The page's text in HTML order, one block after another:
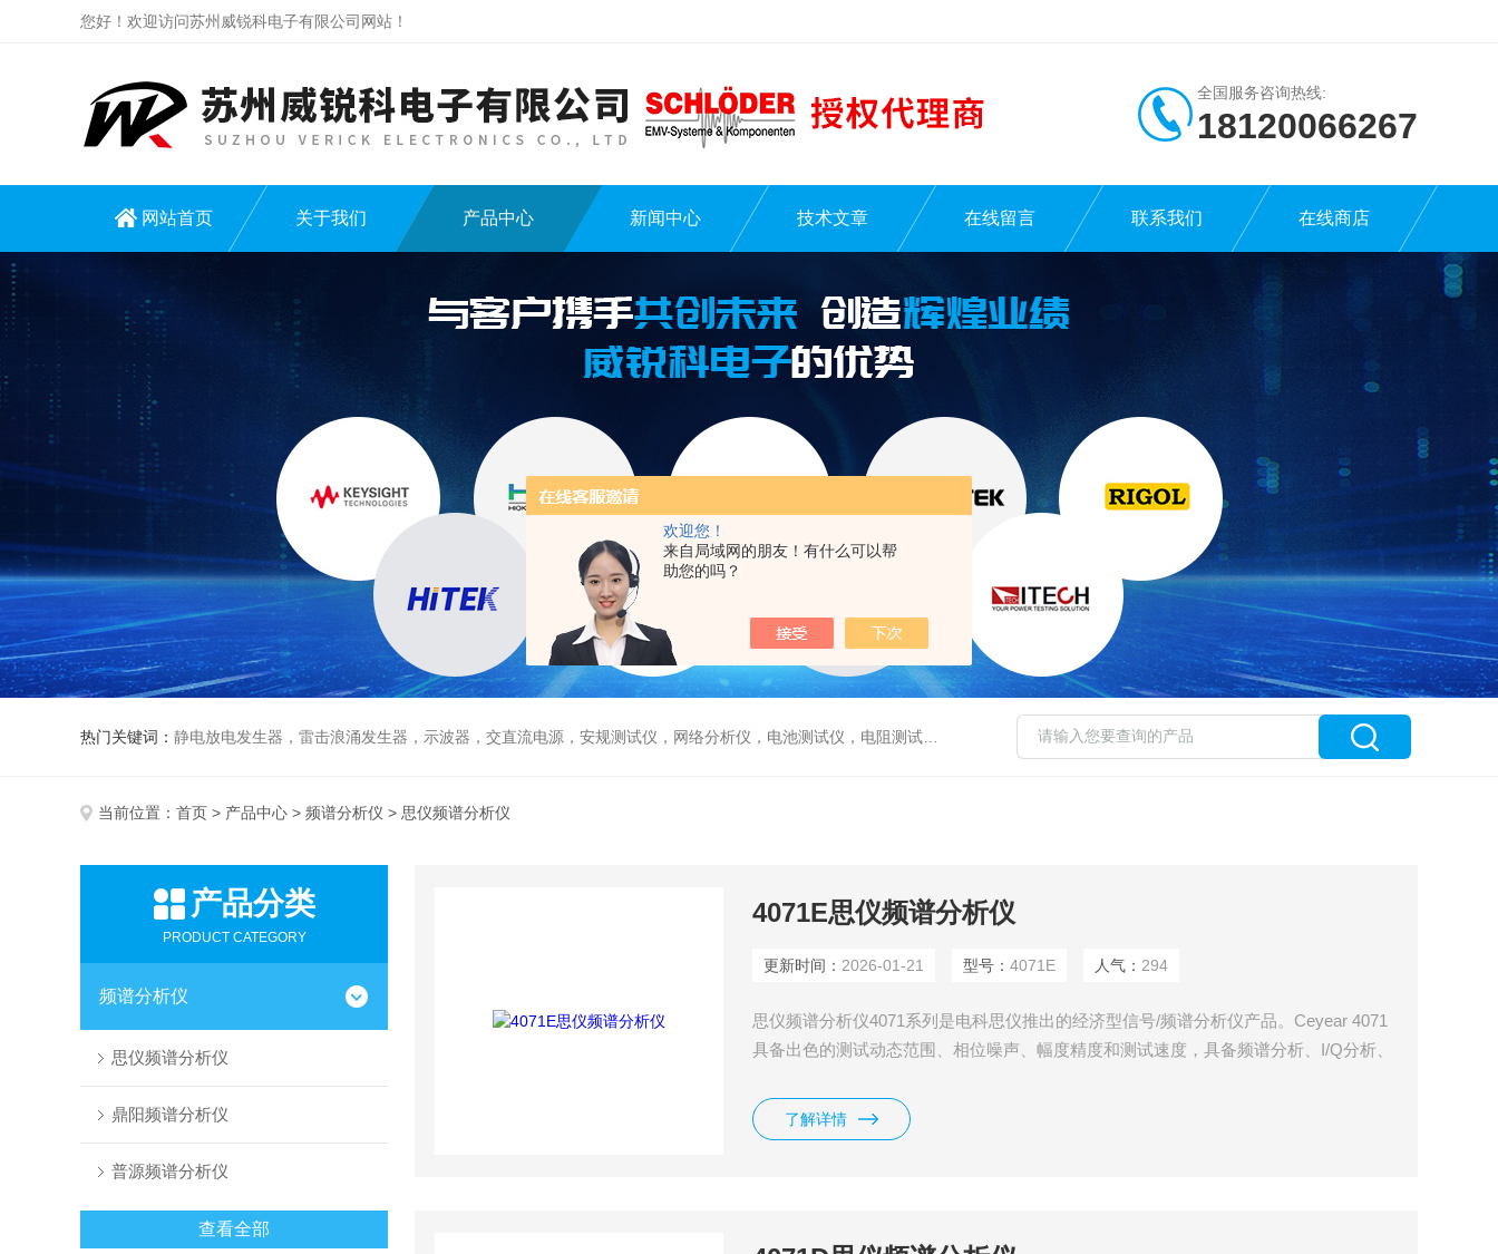
欢迎您！
来自局域网的朋友！有什么可以帮
助您的吗？
您好！欢迎访问苏州威锐科电子有限公司网站！
全国服务咨询热线:
18120066267
网站首页 关于我们 产品中心 新闻中心 技术文章 在线留言 联系我们 在线商店
热门关键词： 静电放电发生器，雷击浪涌发生器，示波器，交直流电源，安规测试仪，网络分析仪，电池测试仪，电阻测试仪，数据采集仪
当前位置： 首页 > 产品中心 > 频谱分析仪 > 思仪频谱分析仪
产品分类
PRODUCT CATEGORY
频谱分析仪
思仪频谱分析仪
鼎阳频谱分析仪
普源频谱分析仪
查看全部
4071E思仪频谱分析仪
更新时间： 2026-01-21 型号：4071E 人气： 294
思仪频谱分析仪4071系列是电科思仪推出的经济型信号/频谱分析仪产品。Ceyear 4071
具备出色的测试动态范围、相位噪声、幅度精度和测试速度，具备频谱分析、I/Q分析、
线通信、汽车电子、低轨卫星、物联网等领域研发、生产快速测试需求。
了解详情